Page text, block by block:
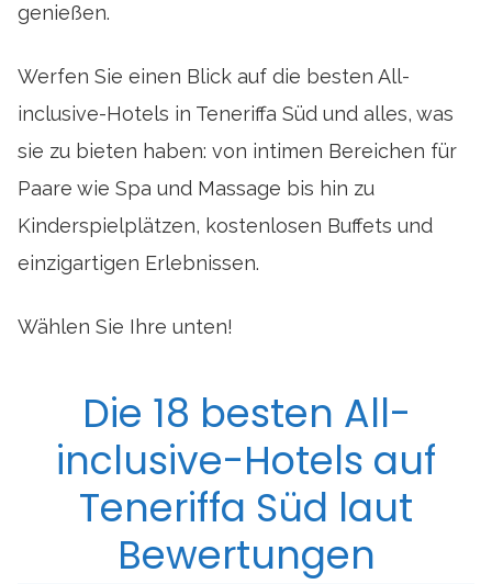
genießen.
Werfen Sie einen Blick auf die besten All-
inclusive-Hotels in Teneriffa Süd und alles, was
sie zu bieten haben: von intimen Bereichen für
Paare wie Spa und Massage bis hin zu
Kinderspielplätzen, kostenlosen Buffets und
einzigartigen Erlebnissen.
Wählen Sie Ihre unten!
Die 18 besten All-
inclusive-Hotels auf
Teneriffa Süd laut
Bewertungen